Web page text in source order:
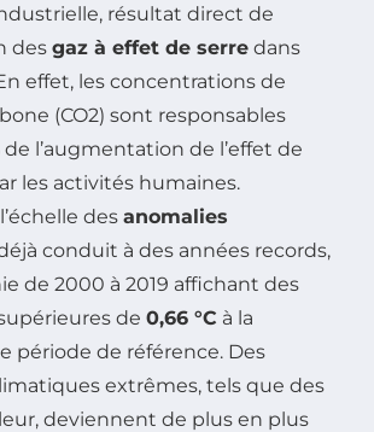
résultat direct de
des gaz à effet de serre dans
effet, les concentrations de
(CO2) sont responsables
de l’augmentation de l’effet de
les activités humaines.
des anomalies
conduit à des années records,
de 2000 à 2019 affichant des
de 0,66 °C à la
période de référence. Des
extrêmes, tels que des
deviennent de plus en plus